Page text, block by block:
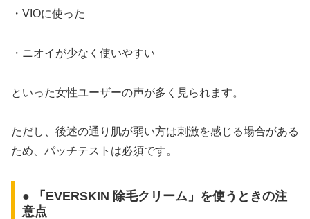
・VIOに使った
・ニオイが少なく使いやすい
といった女性ユーザーの声が多く見られます。
ただし、後述の通り肌が弱い方は刺激を感じる場合がある
ため、パッチテストは必須です。
● 「EVERSKIN 除毛クリーム」を使うときの注
意点